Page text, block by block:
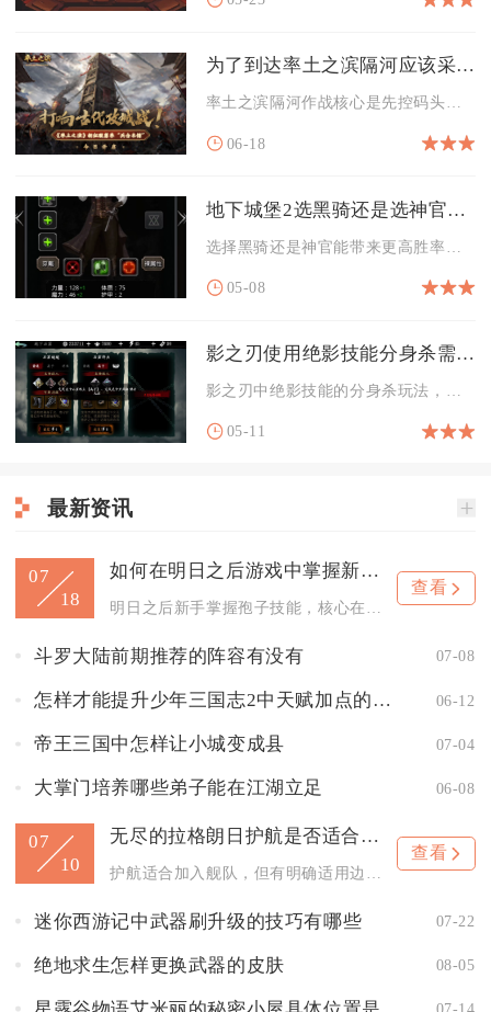
为了到达率土之滨隔河应该采取何种行动
率土之滨隔河作战核心是先控码头、建飞桥或用水军破局，再以器械...
06-18
地下城堡2选黑骑还是选神官对战胜率更高
05-08
影之刃使用绝影技能分身杀需要哪些前提条件
影之刃中绝影技能的分身杀玩法，核心前提在于绝影职业的内力机制...
05-11
最新资讯
07
18
如何在明日之后游戏中掌握新手孢子技能
明日之后新手掌握孢子技能，核心在于先解锁半感染者身份、吃透孢...
查看
斗罗大陆前期推荐的阵容有没有 07-08
怎样才能提升少年三国志2中天赋加点的效果 06-12
帝王三国中怎样让小城变成县 07-04
大掌门培养哪些弟子能在江湖立足 06-08
07
10
无尽的拉格朗日护航是否适合加入该舰队
查看
迷你西游记中武器刷升级的技巧有哪些 07-22
绝地求生怎样更换武器的皮肤 08-05